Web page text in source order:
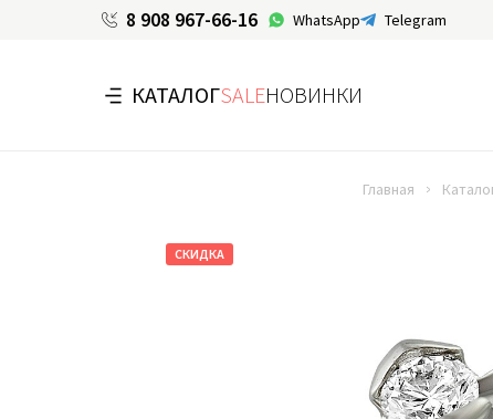
8 908 967-66-16 WhatsApp Telegram
КАТАЛОГSALEНОВИНКИ
Главная
СКИДКА